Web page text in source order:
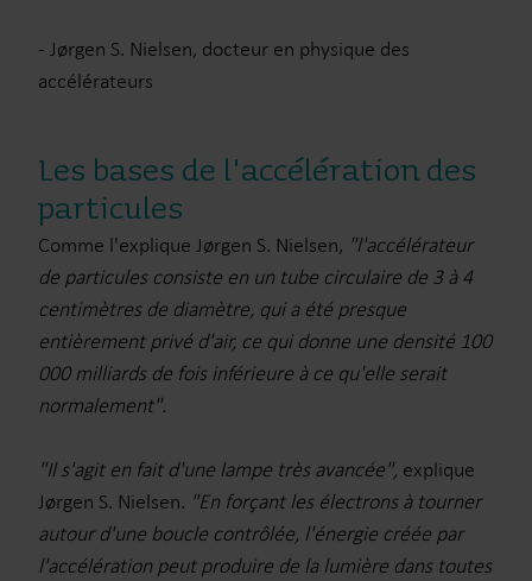
- Jørgen S. Nielsen, docteur en physique des
accélérateurs
Les bases de l'accélération des
particules
Comme l'explique Jørgen S. Nielsen, "l'accélérateur
de particules consiste en un tube circulaire de 3 à 4
centimètres de diamètre, qui a été presque
entièrement privé d'air, ce qui donne une densité 100
000 milliards de fois inférieure à ce qu'elle serait
normalement".
"Il s'agit en fait d'une lampe très avancée", explique
Jørgen S. Nielsen. "En forçant les électrons à tourner
autour d'une boucle contrôlée, l'énergie créée par
l'accélération peut produire de la lumière dans toutes